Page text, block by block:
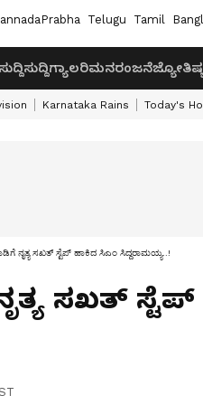
Telugu Tamil
ಸುದ್ದಿಗ್ಯಾಲರಿಮನರಂಜನೆ
Karnataka Rains Today's
ನೃತ್ಯ ಸಖತ್‌ ಸ್ಟೆಪ್‌ ಹಾಕಿದ ಸಿಎಂ ಸಿದ್ದರಾಮಯ್ಯ..!
ಸಖತ್‌